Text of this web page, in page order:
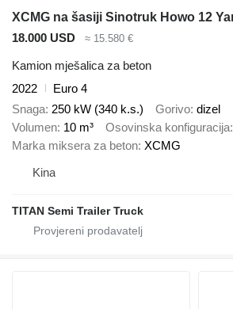
XCMG na šasiji Sinotruk Howo 12
18.000 USD
≈ 15.580 €
Kamion mješalica za beton
2022
Euro 4
Snaga 250 kW (340 k.s.) Gorivo dizel
Volumen 10 m³ Osovinska konfiguracija
Marka miksera za beton XCMG
Kina
TITAN Semi Trailer Truck